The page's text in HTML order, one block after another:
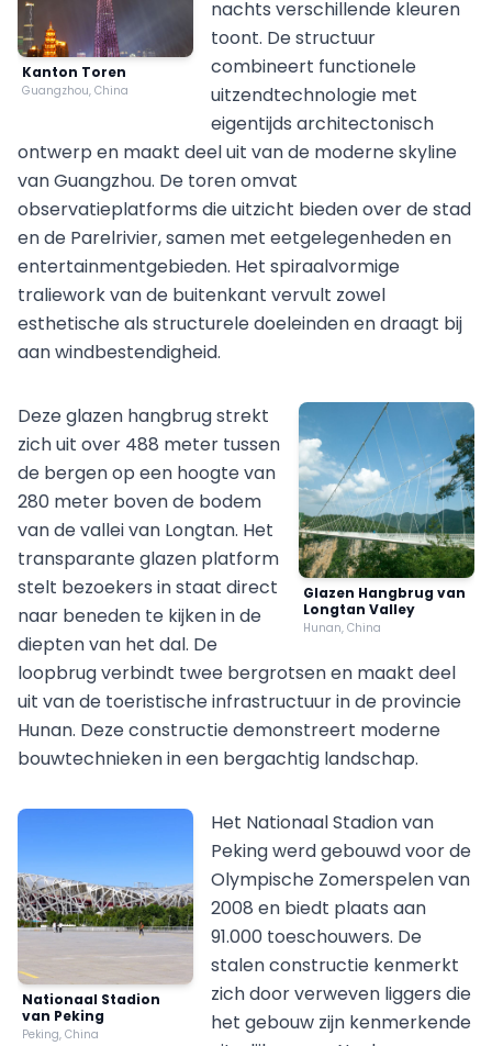
Kanton Toren
Guangzhou, China
nachts verschillende kleuren
toont. De structuur
combineert functionele
uitzendtechnologie met
eigentijds architectonisch
ontwerp en maakt deel uit van de moderne skyline
van Guangzhou. De toren omvat
observatieplatforms die uitzicht bieden over de stad
en de Parelrivier, samen met eetgelegenheden en
entertainmentgebieden. Het spiraalvormige
traliework van de buitenkant vervult zowel
esthetische als structurele doeleinden en draagt bij
aan windbestendigheid.
Glazen Hangbrug van
Longtan Valley
Hunan, China
Deze glazen hangbrug strekt
zich uit over 488 meter tussen
de bergen op een hoogte van
280 meter boven de bodem
van de vallei van Longtan. Het
transparante glazen platform
stelt bezoekers in staat direct
naar beneden te kijken in de
diepten van het dal. De
loopbrug verbindt twee bergrotsen en maakt deel
uit van de toeristische infrastructuur in de provincie
Hunan. Deze constructie demonstreert moderne
bouwtechnieken in een bergachtig landschap.
Nationaal Stadion
van Peking
Peking, China
Het Nationaal Stadion van
Peking werd gebouwd voor de
Olympische Zomerspelen van
2008 en biedt plaats aan
91.000 toeschouwers. De
stalen constructie kenmerkt
zich door verweven liggers die
het gebouw zijn kenmerkende